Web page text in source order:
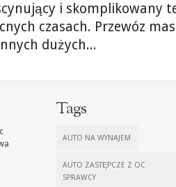
i skomplikowany
czasach. Przewóz
dużych...
Tags
AUTO NA WYNAJEM
AUTO ZASTĘPCZE Z OC
SPRAWCY